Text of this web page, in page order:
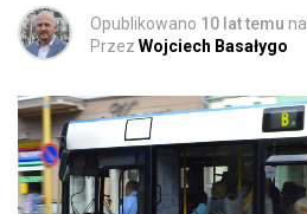
Opublikowano 10 lat temu na
Przez Wojciech Basałygo